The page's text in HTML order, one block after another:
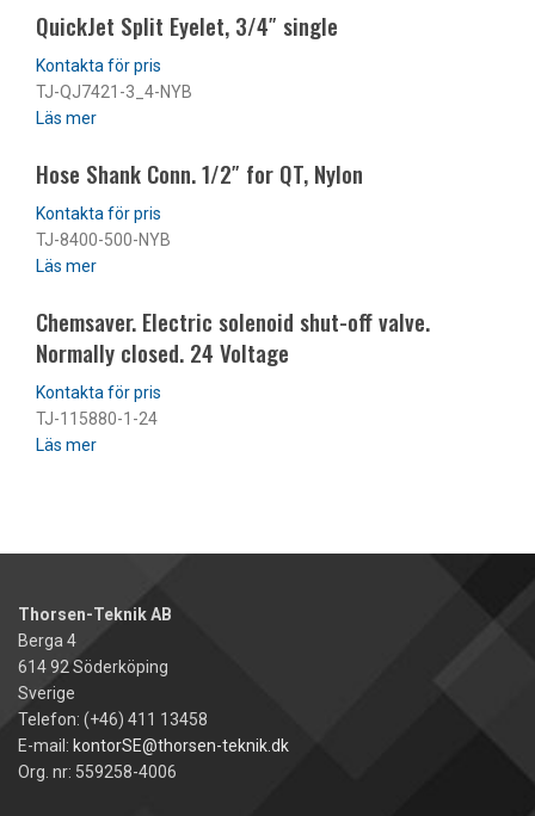
QuickJet Split Eyelet, 3/4″ single
TJ-QJ7421-3_4-NYB
Läs mer
Hose Shank Conn. 1/2″ for QT, Nylon
TJ-8400-500-NYB
Läs mer
Chemsaver. Electric solenoid shut-off valve.
Normally closed. 24 Voltage
TJ-115880-1-24
Läs mer
Thorsen-Teknik AB
Berga 4
614 92 Söderköping
Sverige
Telefon: (+46) 411 13458
E-mail: kontorSE@thorsen-teknik.dk
Org. nr: 559258-4006